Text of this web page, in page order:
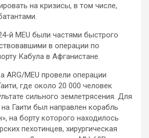
на кризисы, в том числе,
й MEU были частями быстрого
в операции по
Кабула в Афганистане.
ARG/MEU провели операции
где около 20 000 человек
сильного землетрясения. Для
Гаити был направлен корабль
на борту которого находилось
пехотинцев, хирургическая